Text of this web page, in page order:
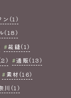
ン(1)
(18)
裁縫(1)
通販(13)
素材(16)
川(1)